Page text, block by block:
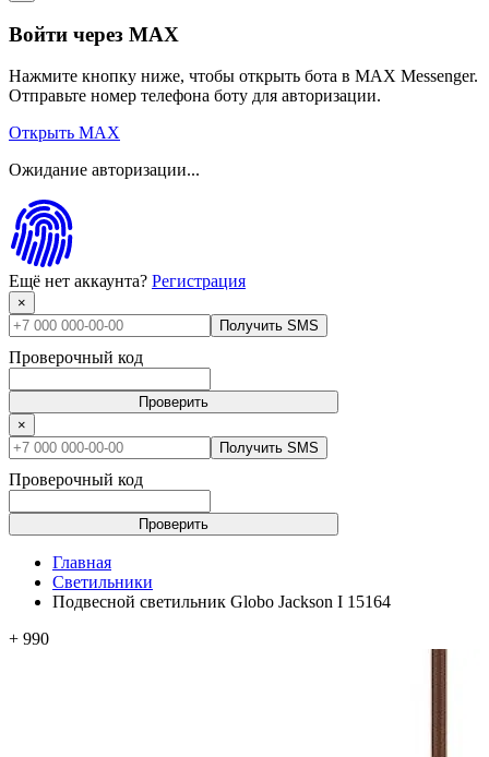
Войти через MAX
Нажмите кнопку ниже, чтобы открыть бота в MAX Messenger.
Отправьте номер телефона боту для авторизации.
Открыть MAX
Ожидание авторизации...
Ещё нет аккаунта? Регистрация
×
Получить SMS
Проверочный код
Проверить
×
Получить SMS
Проверочный код
Проверить
Главная
Светильники
Подвесной светильник Globo Jackson I 15164
+ 990